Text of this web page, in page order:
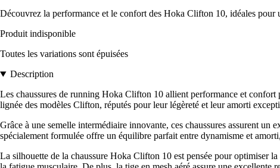
Découvrez la performance et le confort des Hoka Clifton 10, idéales pour
Produit indisponible
Toutes les variations sont épuisées
Description
Les chaussures de running Hoka Clifton 10 allient performance et confort
lignée des modèles Clifton, réputés pour leur légèreté et leur amorti
Grâce à une semelle intermédiaire innovante, ces chaussures assurent
spécialement formulée offre un équilibre parfait entre dynamisme et
La silhouette de la chaussure Hoka Clifton 10 est pensée pour optimiser